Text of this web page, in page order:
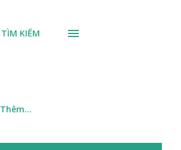
TÌM KIẾM
Thêm…